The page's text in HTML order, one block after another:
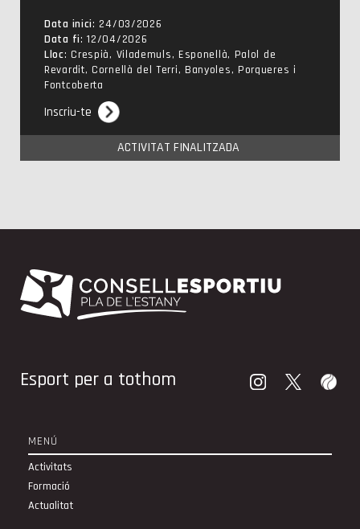
ACTIVITAT FINALITZADA
Data inici: 24/03/2026
Data fi: 12/04/2026
Lloc: Crespià, Vilademuls, Esponellà, Palol de
Revardit, Cornellà del Terri, Banyoles, Porqueres i
Fontcoberta
Inscriu-te
Esport per a tothom
MENÚ
Activitats
Formació
Actualitat